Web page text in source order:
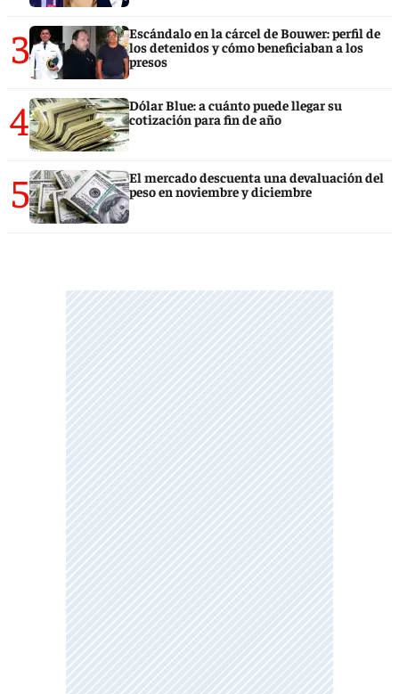
3
Escándalo en la cárcel de Bouwer: perfil de
los detenidos y cómo beneficiaban a los
presos
4
Dólar Blue: a cuánto puede llegar su
cotización para fin de año
5
El mercado descuenta una devaluación del
peso en noviembre y diciembre